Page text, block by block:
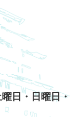
日・日曜日・